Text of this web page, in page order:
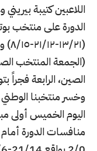
اللاعبين كتيبة
(١٣/
(الجمعة المنتخب
الصين، الرابعة
وخسر منتخبنا
اليوم الخميس أولى
منافسات الدورة